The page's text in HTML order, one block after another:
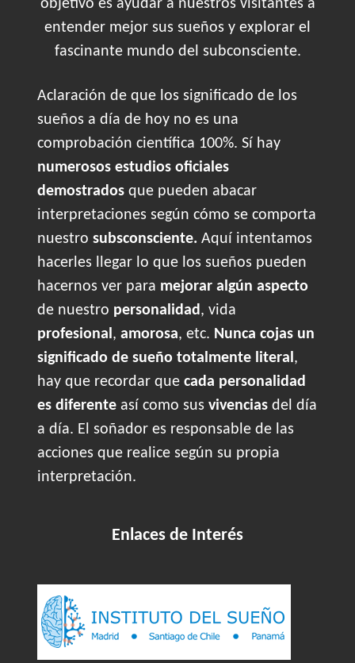
objetivo es ayudar a nuestros visitantes a
entender mejor sus sueños y explorar el
fascinante mundo del subconsciente.
Aclaración de que los significado de los
sueños a día de hoy no es una
comprobación científica 100%. Sí hay
numerosos estudios oficiales
demostrados que pueden abacar
interpretaciones según cómo se comporta
nuestro subsconsciente. Aquí intentamos
hacerles llegar lo que los sueños pueden
hacernos ver para mejorar algún aspecto
de nuestro personalidad, vida
profesional, amorosa, etc. Nunca cojas un
significado de sueño totalmente literal,
hay que recordar que cada personalidad
es diferente así como sus vivencias del día
a día. El soñador es responsable de las
acciones que realice según su propia
interpretación.
Enlaces de Interés